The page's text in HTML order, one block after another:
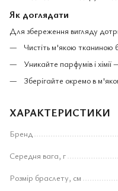
Як доглядати
Для збереження вигляду
Чистіть м'якою тканиною
Уникайте парфумів і
Зберігайте окремо в
ХАРАКТЕРИСТИКИ
Бренд
Середня вага, г
Розмір браслету, см